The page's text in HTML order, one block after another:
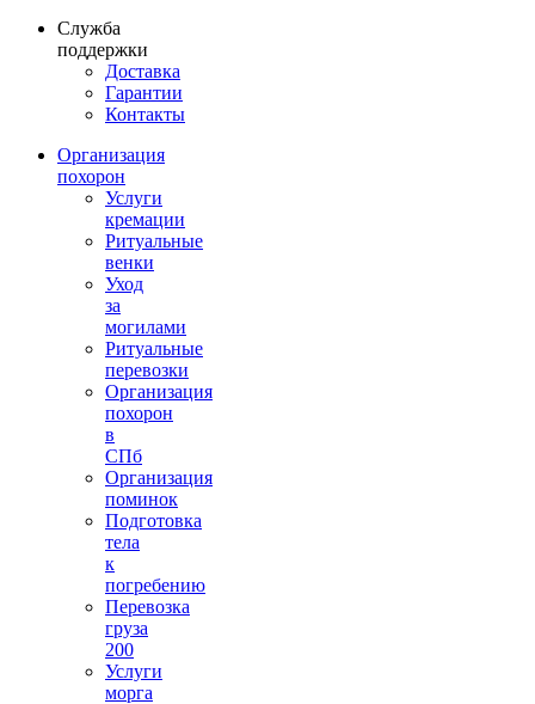
Служба
поддержки
Доставка
Гарантии
Контакты
Организация
похорон
Услуги
кремации
Ритуальные
венки
Уход
за
могилами
Ритуальные
перевозки
Организация
похорон
в
СПб
Организация
поминок
Подготовка
тела
к
погребению
Перевозка
груза
200
Услуги
морга